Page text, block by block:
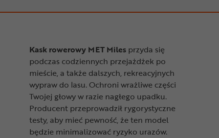
Kask rowerowy MET Miles przyda się
podczas codziennych przejażdżek po
mieście, a także dalszych, rekreacyjnych
wypraw do lasu. Ochroni wrażliwe części
Twojej głowy w razie nagłego upadku.
Producent przeprowadził rygorystyczne
testy, aby mieć pewność, że ten model
będzie minimalizować ryzyko urazów.